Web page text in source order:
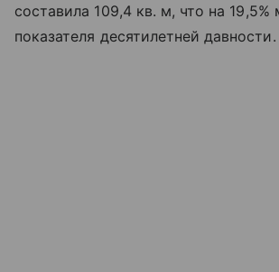
составила 109,4 кв. м, что на 19,5%
показателя десятилетней давности.